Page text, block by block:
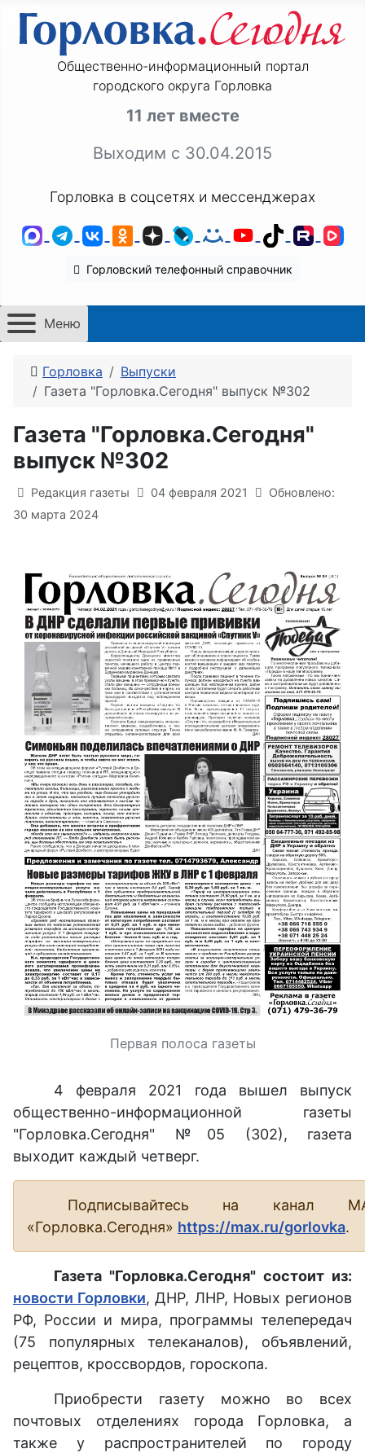
Общественно-информационный портал
городского округа Горловка
11 лет вместе
Выходим с 30.04.2015
Горловка в соцсетях и мессенджерах
MAXTelegram
ВКонтакте
Одноклассники
ДзенLiveJournal
Мой Мир
YouTube
TikTok
Горловский телефонный справочник
Меню
Горловка
Выпуски
Газета "Горловка.Сегодня" выпуск №302
Газета "Горловка.Сегодня"
выпуск №302
Информация о материале
Редакция газеты 04 февраля 2021
Обновлено:
30 марта 2024
Первая полоса газеты
4 февраля 2021 года вышел выпуск
общественно-информационной газеты
"Горловка.Сегодня" №05 (302), газета
выходит каждый четверг.
Подписывайтесь на канал
«Горловка.Сегодня» https://max.ru/gorlovka.
Газета "Горловка.Сегодня" состоит из:
новости Горловки, ДНР, ЛНР, Новых регионов
РФ, России и мира, программы телепередач
(75 популярных телеканалов), объявлений,
рецептов, кроссвордов, гороскопа.
Приобрести газету можно во всех
почтовых отделениях города Горловка, а
также у распространителей по городу